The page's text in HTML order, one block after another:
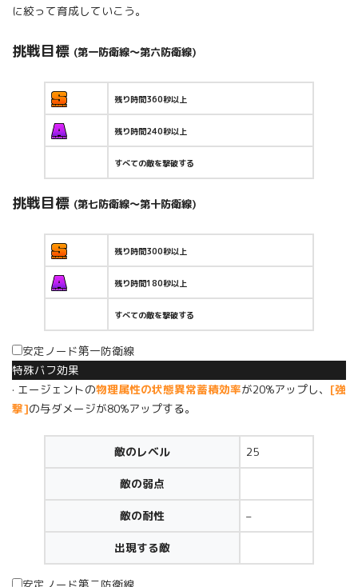
に絞って育成していこう。
挑戦目標 (第一防衛線～第六防衛線)
残り時間360秒以上
残り時間240秒以上
すべての敵を撃破する
挑戦目標 (第七防衛線～第十防衛線)
残り時間300秒以上
残り時間180秒以上
すべての敵を撃破する
安定ノード第一防衛線
特殊バフ効果
· エージェントの物理属性の状態異常蓄積効率が20%アップし、 [強
撃]の与ダメージが80%アップする。
敵のレベル 25
敵の弱点
敵の耐性 –
出現する敵